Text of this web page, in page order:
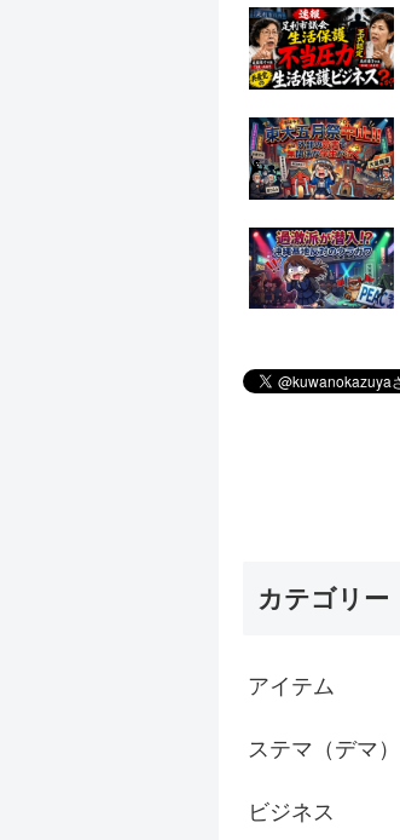
カテゴリー
アイテム
ステマ（デマ）
ビジネス